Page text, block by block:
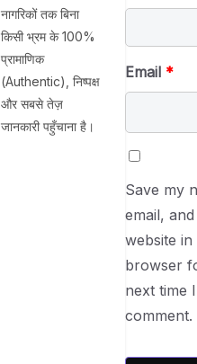
नागरिकों तक बिना
किसी भ्रम के 100%
प्रामाणिक
(Authentic), निष्पक्ष
और सबसे तेज़
जानकारी पहुँचाना है।
Email *
Save my
email, and
website in
browser
next time I
comment.